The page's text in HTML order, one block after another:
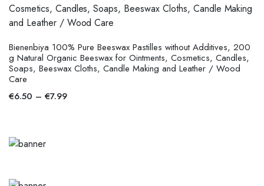
Bienenbiya 100% Pure Beeswax Pastilles without Additives, 200
g Natural Organic Beeswax for Ointments, Cosmetics, Candles,
Soaps, Beeswax Cloths, Candle Making and Leather / Wood
Care
€6.50 – €7.99